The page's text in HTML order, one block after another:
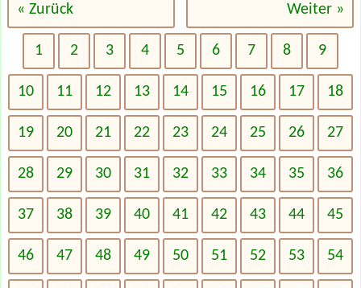
« Zurück Weiter »
1 2 3 4 5 6 7 8 9
10 11 12 13 14 15 16 17 18
19 20 21 22 23 24 25 26 27
28 29 30 31 32 33 34 35 36
37 38 39 40 41 42 43 44 45
46 47 48 49 50 51 52 53 54